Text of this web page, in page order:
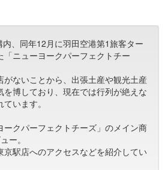
、同年12月に羽田空港第1旅客ター
「ニューヨークパーフェクトチー
がないことから、出張土産や観光土産
を博しており、現在では行列が絶えな
います。
ークパーフェクトチーズ」のメイン商
ー。
京駅店へのアクセスなどを紹介してい